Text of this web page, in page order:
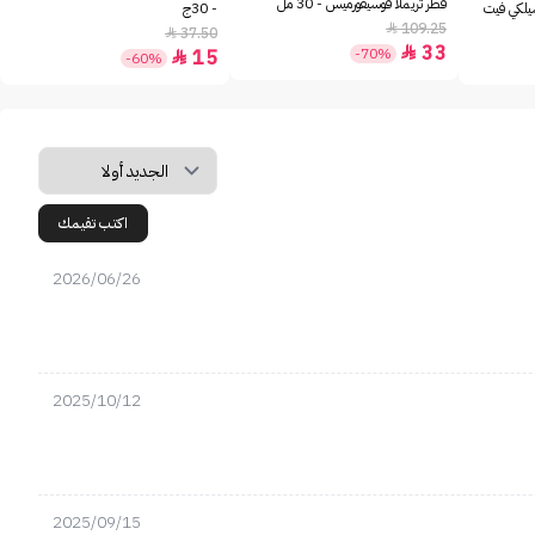
فيت
109.25

33

-70%
- 30ج
37.50

15

-60%
اكتب تقيمك
2026/06/26
2025/10/12
2025/09/15